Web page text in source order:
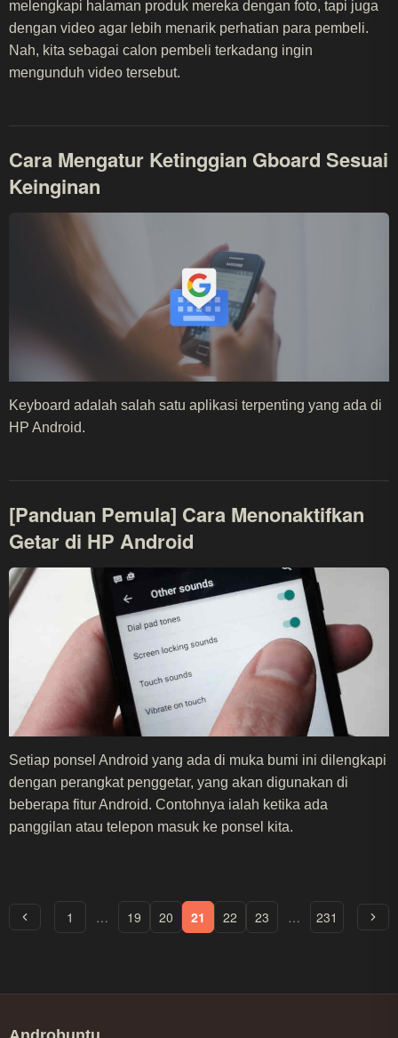
melengkapi halaman produk mereka dengan foto, tapi juga
dengan video agar lebih menarik perhatian para pembeli.
Nah, kita sebagai calon pembeli terkadang ingin
mengunduh video tersebut.
Cara Mengatur Ketinggian Gboard Sesuai
Keinginan
Keyboard adalah salah satu aplikasi terpenting yang ada di
HP Android.
[Panduan Pemula] Cara Menonaktifkan
Getar di HP Android
Setiap ponsel Android yang ada di muka bumi ini dilengkapi
dengan perangkat penggetar, yang akan digunakan di
beberapa fitur Android. Contohnya ialah ketika ada
panggilan atau telepon masuk ke ponsel kita.
1 … 19 20 21 22 23 … 231